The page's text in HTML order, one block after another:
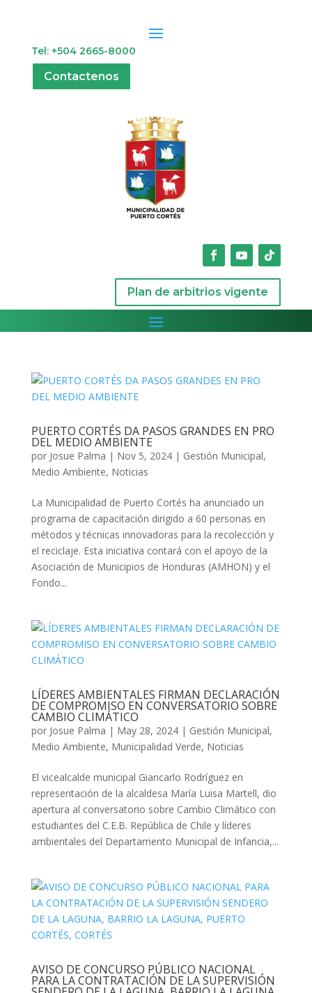
Tel: +504 2665-8000
Contactenos
Plan de arbitrios vigente
PUERTO CORTÉS DA PASOS GRANDES EN PRO
DEL MEDIO AMBIENTE
por Josue Palma | Nov 5, 2024| Gestión Municipal,
Medio Ambiente, Noticias
La Municipalidad de Puerto Cortés ha anunciado un
programa de capacitación dirigido a 60 personas en
métodos y técnicas innovadoras para la recolección y
el reciclaje. Esta iniciativa contará con el apoyo de la
Asociación de Municipios de Honduras (AMHON) y el
Fondo...
LÍDERES AMBIENTALES FIRMAN DECLARACIÓN
DE COMPROMISO EN CONVERSATORIO SOBRE
CAMBIO CLIMÁTICO
por Josue Palma | May 28, 2024| Gestión Municipal,
Medio Ambiente, Municipalidad Verde, Noticias
El vicealcalde municipal Giancarlo Rodríguez en
representación de la alcaldesa María Luisa Martell, dio
apertura al conversatorio sobre Cambio Climático con
estudiantes del C.E.B. República de Chile y líderes
ambientales del Departamento Municipal de Infancia,...
AVISO DE CONCURSO PÚBLICO NACIONAL
PARA LA CONTRATACIÓN DE LA SUPERVISIÓN